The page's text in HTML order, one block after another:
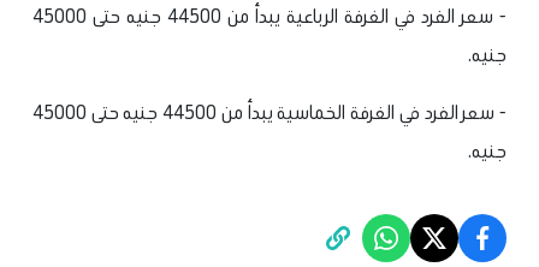
- سعر الفرد في الغرفة الرباعية يبدأ من 44500 جنيه حتى 45000
جنيه.
- سعر الفرد في الغرفة الخماسية يبدأ من 44500 جنيه حتى 45000
جنيه.